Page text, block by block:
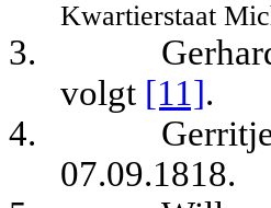
Kwartierstaat
3.
volgt [11].
4.
07.09.1818.